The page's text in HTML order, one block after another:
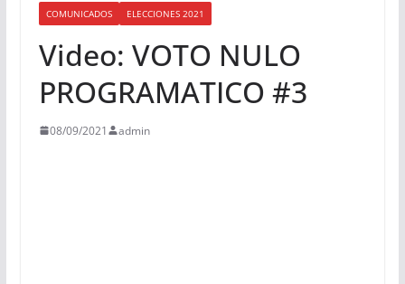
COMUNICADOS ELECCIONES 2021
Video: VOTO NULO
PROGRAMATICO #3
08/09/2021 admin